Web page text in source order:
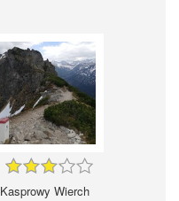
Kasprowy Wierch